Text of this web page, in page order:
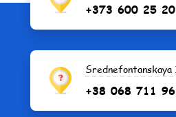
+373 600 25
Srednefontanskaya
+38 068 711